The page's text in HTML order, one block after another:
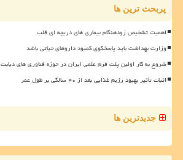
پربحث ترین ها
اهمیت تشخیص زودهنگام بیماری های دریچه ای قلب
وزارت بهداشت باید پاسخگوی کمبود داروهای حیاتی باشد
شروع به کار اولین پلت فرم علمی ایران در حوزه فناوری های دیابت
اثبات تأثیر بهبود رژیم غذایی بعد از ۴۰ سالگی بر طول عمر
جدیدترین ها